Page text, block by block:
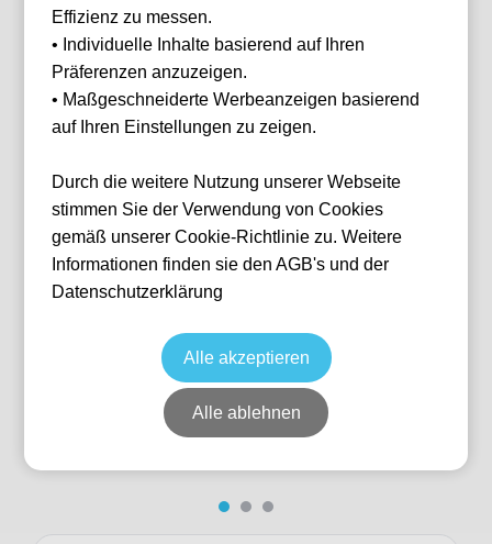
Verfügbare Kategorien (3)
Starter Package Laterale Destra B - 3-
Monza GP 2026
15:00
Keine Tickets verfügbar
Autodromo Nazionale di Monza
Individuelle Anfrage
Effizienz zu messen.
• Individuelle Inhalte basierend auf Ihren
Präferenzen anzuzeigen.
• Maßgeschneiderte Werbeanzeigen basierend
auf Ihren Einstellungen zu zeigen.
Durch die weitere Nutzung unserer Webseite
stimmen Sie der Verwendung von Cookies
gemäß unserer Cookie-Richtlinie zu. Weitere
Informationen finden sie den AGB's und der
Datenschutzerklärung
Alle akzeptieren
Alle ablehnen